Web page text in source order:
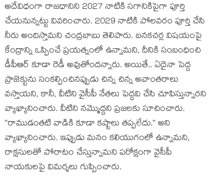
అదేవిధంగా రాజ‌ధానిని 2027 నాటికి స‌గానికిపైగా పూర్తి
చేయ‌నున్నట్టు వివ‌రించారు. 2029 నాటికి పోల‌వ‌రం పూర్తి చేసి
నీరు అందిస్తామ‌ని చంద్ర‌బాబు తెలిపారు. బ‌న‌క‌చ‌ర్ల విష‌యంపై
కేంద్రాన్ని ఒప్పించే ప్ర‌య‌త్నంలో ఉన్నామ‌ని, దీనికి సంబంధించి
డీపీఆర్ కూడా రెడీ అవుతోంద‌న్నారు. అయితే.. ఏదైనా పెద్ద
ప్రాజెక్టును సంక‌ల్పించిన‌ప్పుడు చిన్న చిన్న అవాంత‌రాలు
వ‌స్తాయ‌ని, కానీ, వీటిని వైసీపీ నేత‌లు పెద్ద‌వి చేసి చూపిస్తున్నార‌ని
వ్యాఖ్యానించారు. వీటిని న‌మ్మొద్ద‌ని ప్ర‌జ‌ల‌కు సూచించారు.
“రాముడంత‌టి వాడికి కూడా క‌ష్టాలు త‌ప్ప‌లేదు.“ అని
వ్యాఖ్యానించారు. ఇప్పుడు మ‌నం క‌లియుగంలో ఉన్నామ‌ని,
రాక్ష‌సుల‌తో పోరాటం చేస్తున్నామ‌ని ప‌రోక్షంగా వైసీపీ
నాయ‌కుల‌పై విమ‌ర్శ‌లు గుప్పించారు.